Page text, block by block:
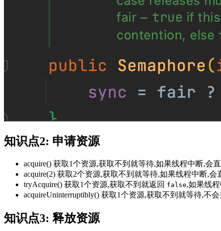
知识点2: 申请资源
acquire() 获取1个资源,获取不到就等待,如果线程中断,会
acquire(2) 获取2个资源,获取不到就等待,如果线程中断,会
tryAcquire() 获取1个资源,获取不到就返回 false,如果线
acquireUninterruptibly() 获取1个资源,获取不到就等待,不
知识点3: 释放资源